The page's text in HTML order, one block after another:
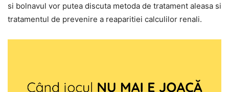
si bolnavul vor putea discuta metoda de tratament aleasa si
tratamentul de prevenire a reaparitiei calculilor renali.